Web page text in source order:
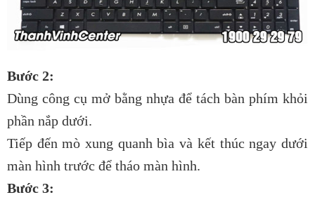
Bước 2:
Dùng công cụ mở bằng nhựa để tách bàn phím khỏi
phần nắp dưới.
Tiếp đến mò xung quanh bìa và kết thúc ngay dưới
màn hình trước để tháo màn hình.
Bước 3: